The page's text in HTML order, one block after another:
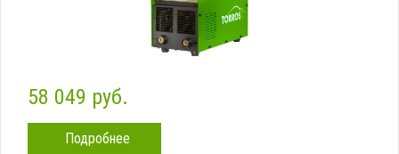
58 049 руб.
Подробнее